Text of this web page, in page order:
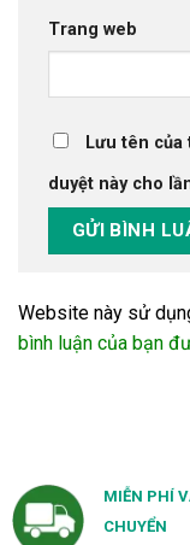
Trang web
Lưu tên
duyệt này cho
Website này sử
bình luận của bạn
MIỄN PHÍ
CHUYỂN